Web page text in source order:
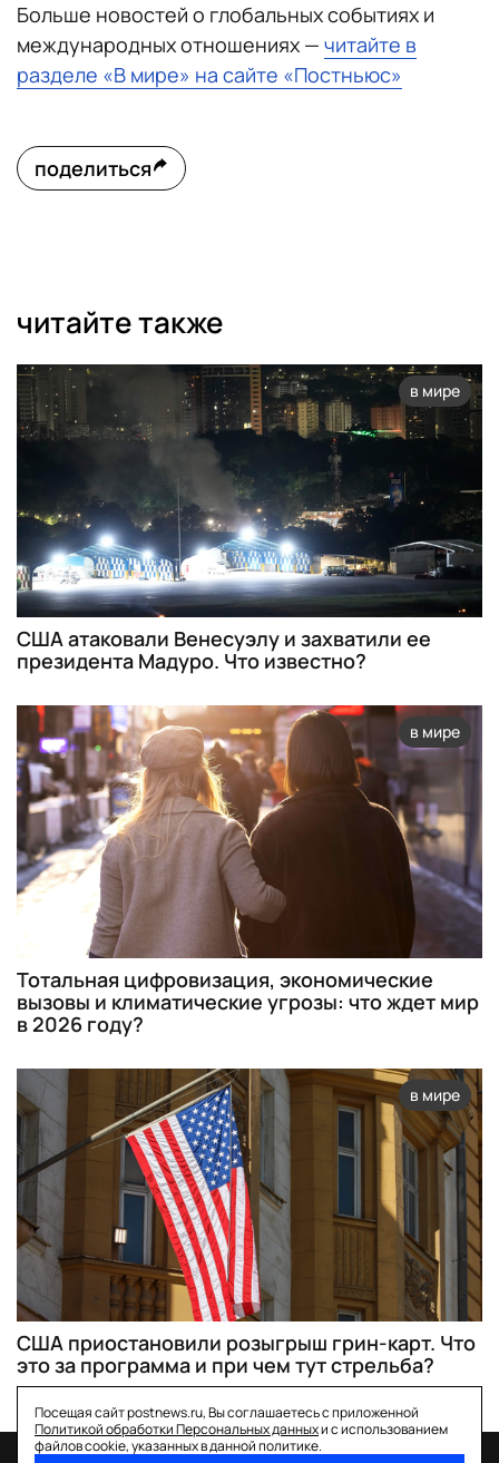
Больше новостей о глобальных событиях и
международных отношениях — читайте в
разделе «В мире» на сайте «Постньюс»
поделиться
читайте также
в мире
США атаковали Венесуэлу и захватили ее
президента Мадуро. Что известно?
в мире
Тотальная цифровизация, экономические
вызовы и климатические угрозы: что ждет мир
в 2026 году?
в мире
США приостановили розыгрыш грин-карт. Что
это за программа и при чем тут стрельба?
Посещая сайт postnews.ru, Вы соглашаетесь с приложенной
Политикой обработки Персональных данныхи с использованием
файлов cookie, указанных в данной политике.